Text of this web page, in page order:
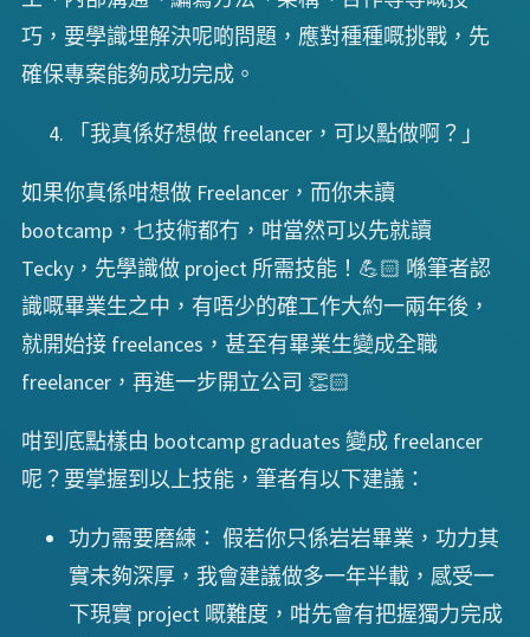
巧，要學識埋解決呢啲問題，應對種種嘅挑戰，先
確保專案能夠成功完成。
「我真係好想做 freelancer，可以點做啊？」
如果你真係咁想做 Freelancer，而你未讀
bootcamp，乜技術都冇，咁當然可以先就讀
Tecky，先學識做 project 所需技能！💪🏻 喺筆者認
識嘅畢業生之中，有唔少的確工作大約一兩年後，
就開始接 freelances，甚至有畢業生變成全職
freelancer，再進一步開立公司 👏🏻
咁到底點樣由 bootcamp graduates 變成 freelancer
呢？要掌握到以上技能，筆者有以下建議：
功力需要磨練： 假若你只係岩岩畢業，功力其
實未夠深厚，我會建議做多一年半載，感受一
下現實 project 嘅難度，咁先會有把握獨力完成